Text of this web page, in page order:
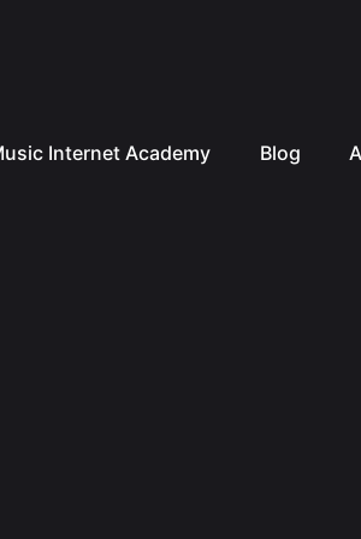
Internet Academy Blog